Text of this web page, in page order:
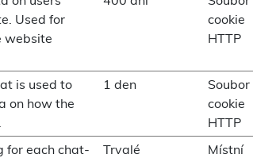
Used for
website
cookie
HTTP
is used to
on how the
1 den
Soubor
cookie
HTTP
for each chat-
Trvalé
Místní